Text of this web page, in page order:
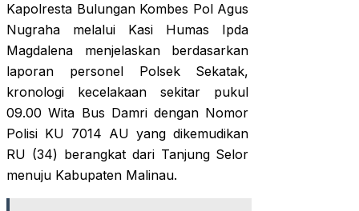
Kapolresta Bulungan Kombes Pol Agus
Nugraha melalui Kasi Humas Ipda
Magdalena menjelaskan berdasarkan
laporan personel Polsek Sekatak,
kronologi kecelakaan sekitar pukul
09.00 Wita Bus Damri dengan Nomor
Polisi KU 7014 AU yang dikemudikan
RU (34) berangkat dari Tanjung Selor
menuju Kabupaten Malinau.